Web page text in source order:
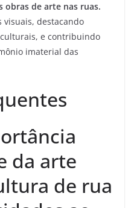
obras de arte nas ruas.
visuais, destacando
e contribuindo
imaterial das
da arte
de rua